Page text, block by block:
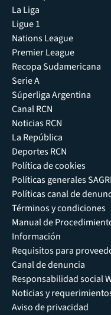
La Liga
Ligue 1
Nations League
Premier League
Recopa Sudamericana
Serie A
Súperliga Argentina
Canal RCN
Noticias RCN
La República
Deportes RCN
Política de cookies
Políticas generales
Políticas canal de
Términos y condiciones
Manual de
Información
Requisitos para
Canal de denuncia
Responsabilidad social
Noticias y
Aviso de privacidad